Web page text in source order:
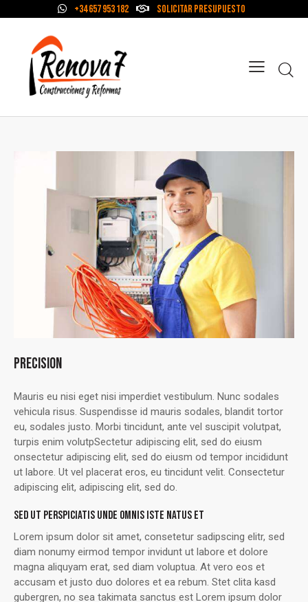
+34 657 953 182 Solicitar Presupuesto
PRECISION
Mauris eu nisi eget nisi imperdiet vestibulum. Nunc sodales
vehicula risus. Suspendisse id mauris sodales, blandit tortor
eu, sodales justo. Morbi tincidunt, ante vel suscipit volutpat,
turpis enim volutpSectetur adipiscing elit, sed do eiusm
onsectetur adipiscing elit, sed do eiusm od tempor incididunt
ut labore. Ut vel placerat eros, eu tincidunt velit. Consectetur
adipiscing elit, adipiscing elit, sed do.
SED UT PERSPICIATIS UNDE OMNIS ISTE NATUS ET
Lorem ipsum dolor sit amet, consetetur sadipscing elitr, sed
diam nonumy eirmod tempor invidunt ut labore et dolore
magna aliquyam erat, sed diam voluptua. At vero eos et
accusam et justo duo dolores et ea rebum. Stet clita kasd
gubergren, no sea takimata sanctus est Lorem ipsum dolor